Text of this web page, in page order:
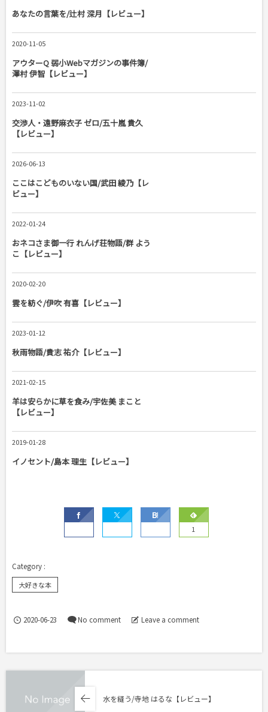
あなたの言葉を/辻村 深月【レビュー】
2020-11-05
アウターQ 弱小Webマガジンの事件簿/
澤村 伊智【レビュー】
2023-11-02
交渉人・遠野麻衣子 ゼロ/五十嵐 貴久
【レビュー】
2026-06-13
ここはこどものいない国/武田 綾乃【レ
ビュー】
2022-01-24
おネコさま御一行 れんげ荘物語/群 よう
こ【レビュー】
2020-02-20
雲を紡ぐ/伊吹 有喜【レビュー】
2023-01-12
秋雨物語/貴志 祐介【レビュー】
2021-02-15
羊は安らかに草を食み/宇佐美 まこと
【レビュー】
2019-01-28
イノセント/島本 理生【レビュー】
1
大好きな本
2020-06-23 No comment Leave a comment
水を縫う/寺地 はるな【レビュー】